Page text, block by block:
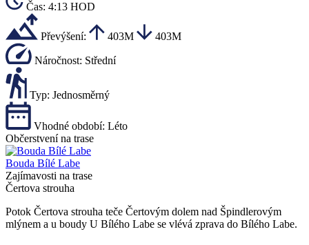
Čas: 4:13 HOD
Převýšení: 403M 403M
Náročnost: Střední
Typ: Jednosměrný
Vhodné období: Léto
Občerstvení na trase
Bouda Bílé Labe
Zajímavosti na trase
Čertova strouha
Potok Čertova strouha teče Čertovým dolem nad Špindlerovým
mlýnem a u boudy U Bílého Labe se vlévá zprava do Bílého Labe.